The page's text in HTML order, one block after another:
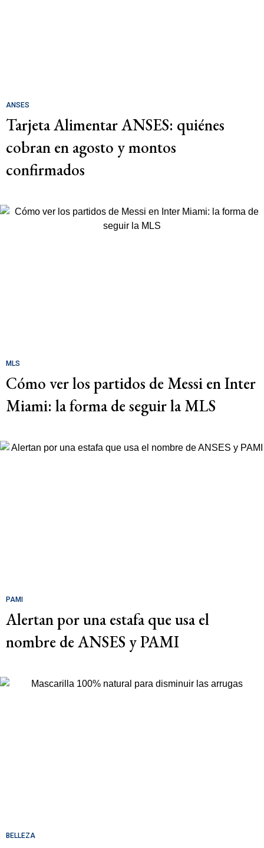
ANSES
Tarjeta Alimentar ANSES: quiénes
cobran en agosto y montos
confirmados
MLS
Cómo ver los partidos de Messi en Inter
Miami: la forma de seguir la MLS
PAMI
Alertan por una estafa que usa el
nombre de ANSES y PAMI
BELLEZA